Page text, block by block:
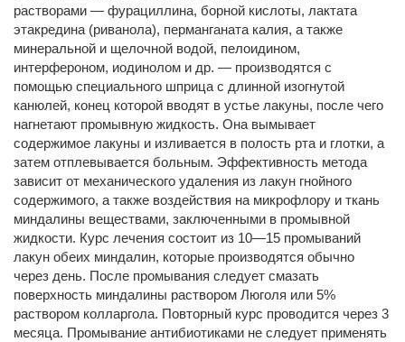
растворами — фурациллина, борной кислоты, лактата
этакредина (риванола), перманганата калия, а также
минеральной и щелочной водой, пелоидином,
интерфероном, иодинолом и др. — производятся с
помощью специального шприца с длинной изогнутой
канюлей, конец которой вводят в устье лакуны, после чего
нагнетают промывную жидкость. Она вымывает
содержимое лакуны и изливается в полость рта и глотки, а
затем отплевывается больным. Эффективность метода
зависит от механического удаления из лакун гнойного
содержимого, а также воздействия на микрофлору и ткань
миндалины веществами, заключенными в промывной
жидкости. Курс лечения состоит из 10—15 промываний
лакун обеих миндалин, которые производятся обычно
через день. После промывания следует смазать
поверхность миндалины раствором Люголя или 5%
раствором колларгола. Повторный курс проводится через 3
месяца. Промывание антибиотиками не следует применять